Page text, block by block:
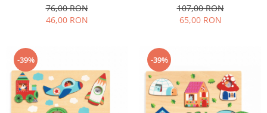
76,00 RON
46,00 RON
107,00 RON
65,00 RON
-39% -39%